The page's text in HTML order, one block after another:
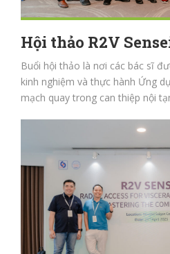
Hội thảo R2V
Buổi hội thảo là nơi các bác sĩ
kinh nghiệm và thực hành Ứng
mạch quay trong can thiệp nội